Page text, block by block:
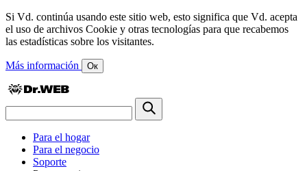
Si Vd. continúa usando este sitio web, esto significa que Vd. acepta
el uso de archivos Cookie y otras tecnologías para que recabemos
las estadísticas sobre los visitantes.
Más información Ок
Para el hogar
Para el negocio
Soporte